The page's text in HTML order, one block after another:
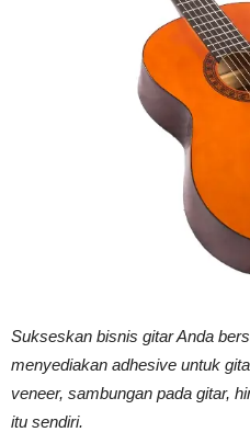
Kuat
Sukseskan bisnis gitar Anda
menyediakan adhesive untuk
veneer, sambungan pada gitar,
itu sendiri.